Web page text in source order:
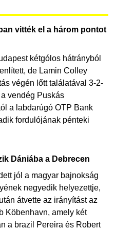
vitték el a három pontot
kétgólos hátrányból
de Lamin Colley
végén lőtt találatával 3-2-
vendég Puskás
a labdarúgó OTP Bank
fordulójának pénteki
Dániába a Debrecen
jól a magyar bajnokság
negyedik helyezettje,
átvette az irányítást az
Köbenhavn, amely két
a brazil Pereira és Robert